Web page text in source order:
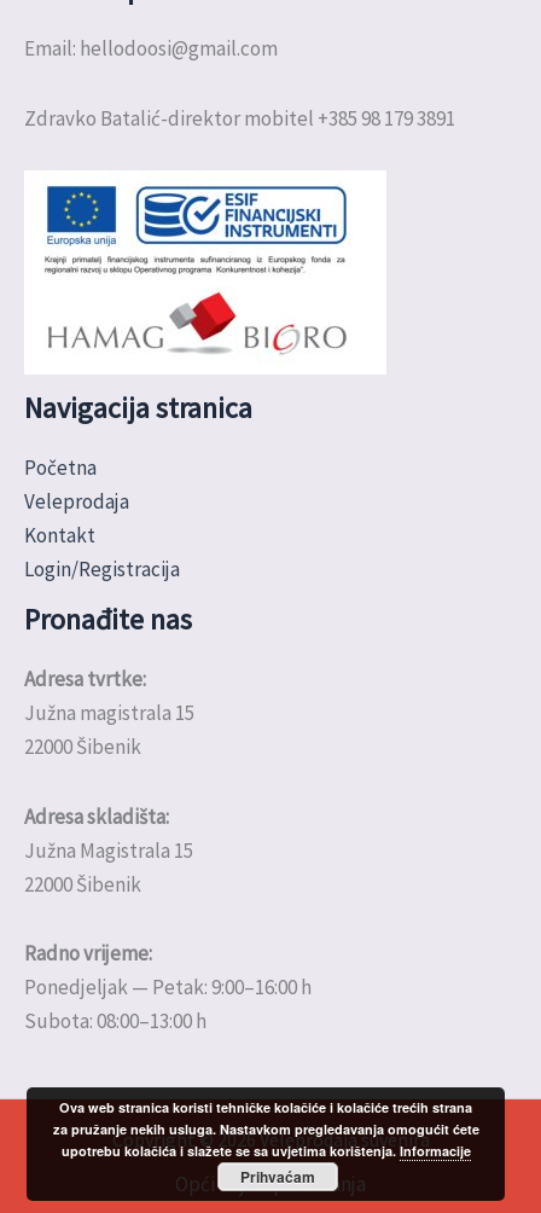
Email: hellodoosi@gmail.com
Zdravko Batalić-direktor mobitel +385 98 179 3891
Navigacija stranica
Početna
Veleprodaja
Kontakt
Login/Registracija
Pronađite nas
Adresa tvrtke:
Južna magistrala 15
22000 Šibenik
Adresa skladišta:
Južna Magistrala 15
22000 Šibenik
Radno vrijeme:
Ponedjeljak — Petak: 9:00–16:00 h
Subota: 08:00–13:00 h
Copyright © 2026 Veleprodaja suvenira
Opći uvjeti poslovanja
Ova web stranica koristi tehničke kolačiće i kolačiće trećih strana
za pružanje nekih usluga. Nastavkom pregledavanja omogućit ćete
upotrebu kolačića i slažete se sa uvjetima korištenja. Informacije
Prihvaćam